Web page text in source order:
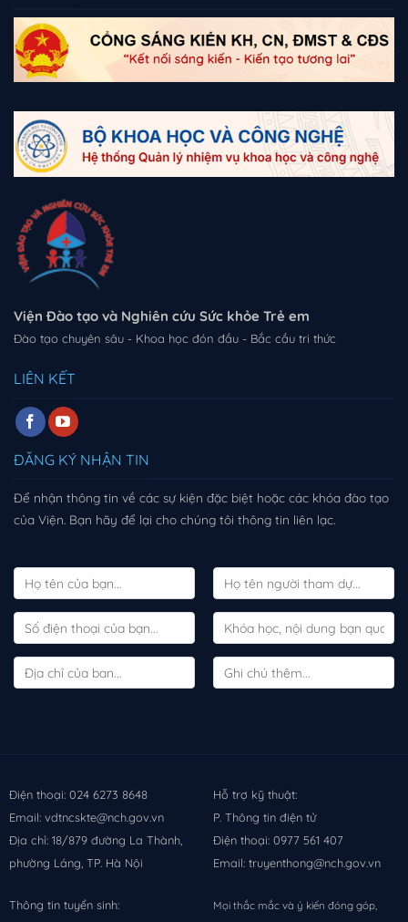
Viện Đào tạo và Nghiên cứu Sức khỏe Trẻ em
Đào tạo chuyên sâu - Khoa học đón đầu - Bắc cầu tri thức
LIÊN KẾT
ĐĂNG KÝ NHẬN TIN
Để nhận thông tin về các sự kiện đặc biệt hoặc các khóa đào tạo
của Viện. Bạn hãy để lại cho chúng tôi thông tin liên lạc.
Điện thoại: 024 6273 8648
Email: vdtncskte@nch.gov.vn
Địa chỉ: 18/879 đường La Thành,
phường Láng, TP. Hà Nội
Hỗ trợ kỹ thuật:
P. Thông tin điện tử
Điện thoại: 0977 561 407
Email: truyenthong@nch.gov.vn
Thông tin tuyển sinh:
Mọi thắc mắc và ý kiến đóng góp,